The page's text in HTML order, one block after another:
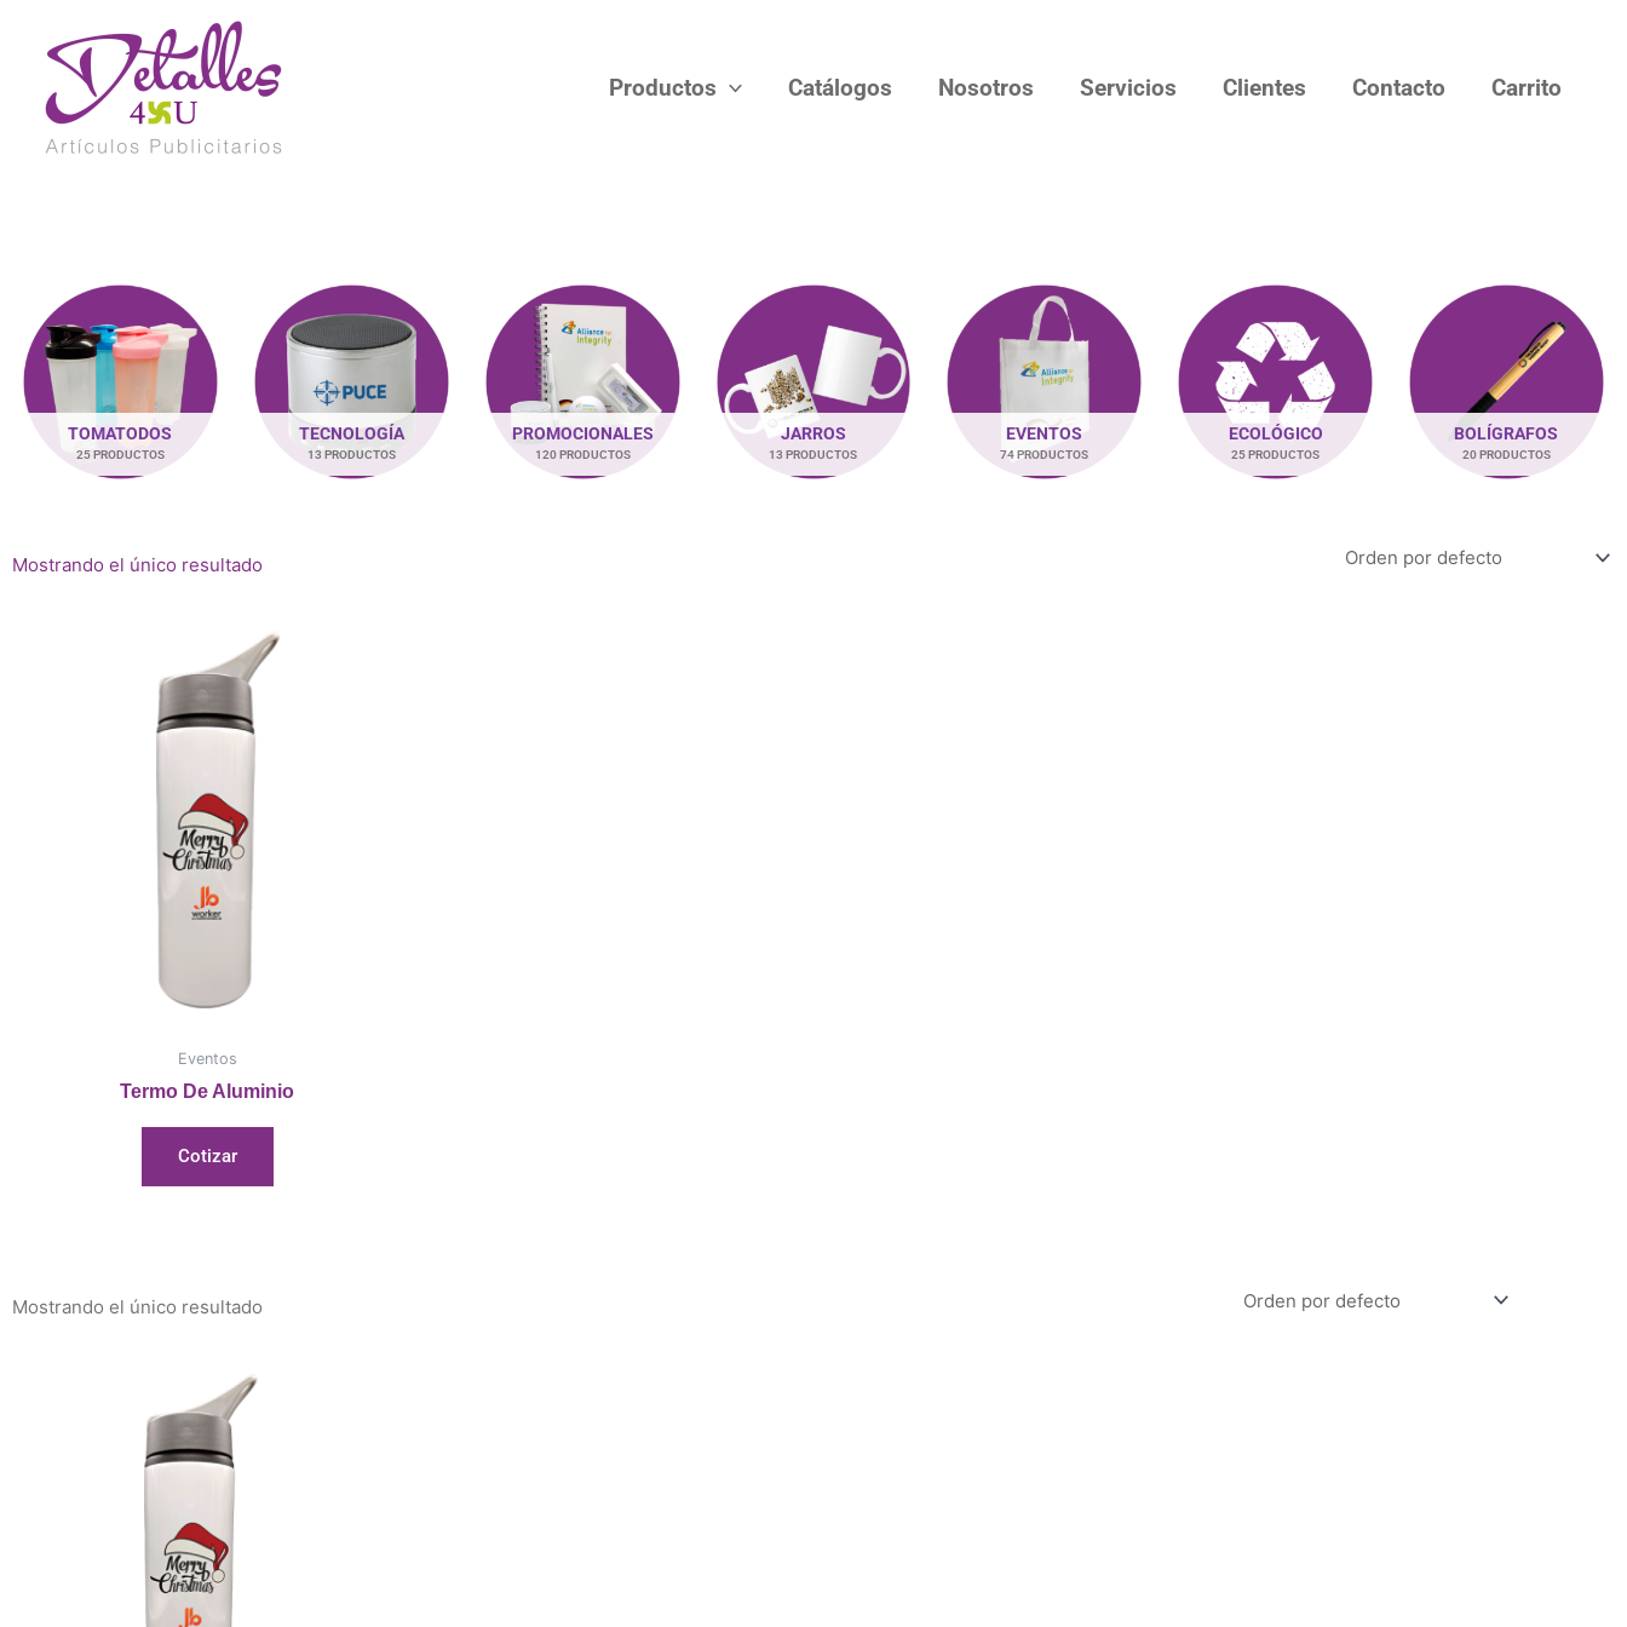
contenido
Productos Catálogos Nosotros Servicios Clientes Contacto Carrito
TOMATODOS
25 PRODUCTOS
TECNOLOGÍA
13 PRODUCTOS
PROMOCIONALES
120 PRODUCTOS
JARROS
13 PRODUCTOS
EVENTOS
74 PRODUCTOS
ECOLÓGICO
25 PRODUCTOS
BOLÍGRAFOS
20 PRODUCTOS
Mostrando el único resultado
Eventos
Termo De Aluminio
Cotizar
Mostrando el único resultado